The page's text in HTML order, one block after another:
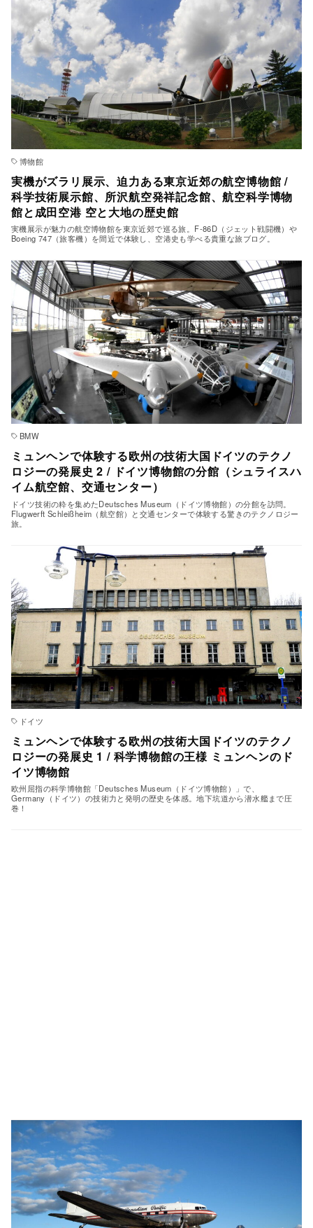
博物館
実機がズラリ展示、迫力ある東京近郊の航空博物館 /
科学技術展示館、所沢航空発祥記念館、航空科学博物
館と成田空港 空と大地の歴史館
実機展示が魅力の航空博物館を東京近郊で巡る旅。F-86D（ジェット戦闘機）や
Boeing 747（旅客機）を間近で体験し、空港史も学べる貴重な旅ブログ。
BMW
ミュンヘンで体験する欧州の技術大国ドイツのテクノ
ロジーの発展史 2 / ドイツ博物館の分館（シュライスハ
イム航空館、交通センター）
ドイツ技術の粋を集めたDeutsches Museum（ドイツ博物館）の分館を訪問。
Flugwerft Schleißheim（航空館）と交通センターで体験する驚きのテクノロジー
旅。
ドイツ
ミュンヘンで体験する欧州の技術大国ドイツのテクノ
ロジーの発展史 1 / 科学博物館の王様 ミュンヘンのド
イツ博物館
欧州屈指の科学博物館「Deutsches Museum（ドイツ博物館）」で、
Germany（ドイツ）の技術力と発明の歴史を体感。地下坑道から潜水艦まで圧
巻！